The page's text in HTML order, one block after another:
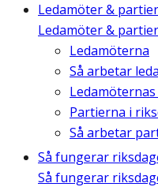
Ledamöter & partier
Ledamöter & partier
Ledamöterna
Så arbetar
Partierna i
Så arbetar
Så fungerar
Så fungerar